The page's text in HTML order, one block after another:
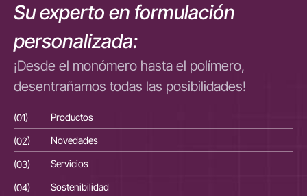
Su experto en formulación
personalizada:
¡Desde el monómero hasta el polímero,
desentrañamos todas las posibilidades!
(01) Productos
(02)
Novedades
(03)
Servicios
(04)
Sostenibilidad